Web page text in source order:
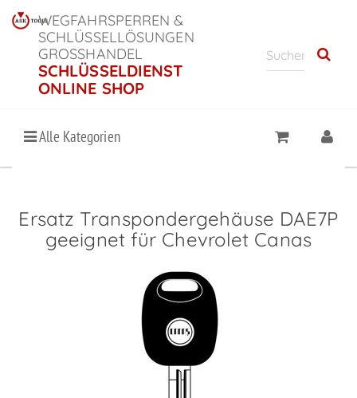
WEGFAHRSPERREN &
SCHLÜSSELLÖSUNGEN
GROSSHANDEL
SCHLÜSSELDIENST
ONLINE SHOP
Alle Kategorien
Ersatz Transpondergehäuse DAE7P
geeignet für Chevrolet Canas